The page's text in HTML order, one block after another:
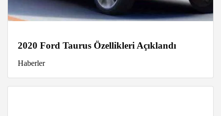
2020 Ford Taurus Özellikleri Açıklandı
Haberler